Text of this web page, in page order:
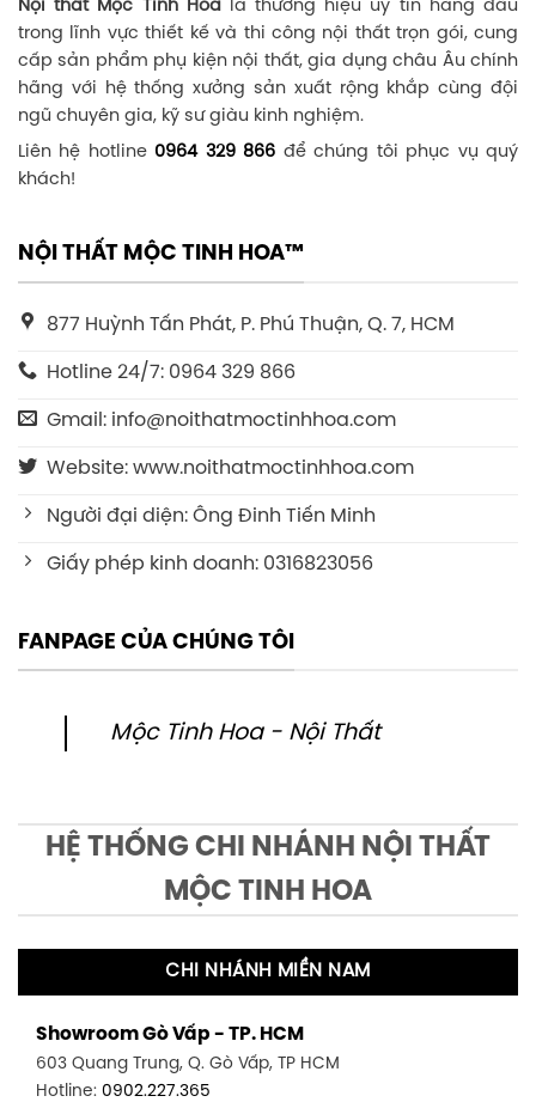
Nội thất Mộc Tinh Hoalà thương hiệu uy tín hàng đầu
trong lĩnh vực thiết kế và thi công nội thất trọn gói, cung
cấp sản phẩm phụ kiện nội thất, gia dụng châu Âu chính
hãng với hệ thống xưởng sản xuất rộng khắp cùng đội
ngũ chuyên gia, kỹ sư giàu kinh nghiệm.
Liên hệ hotline 0964 329 866 để chúng tôi phục vụ quý
khách!
NỘI THẤT MỘC TINH HOA™
877 Huỳnh Tấn Phát, P. Phú Thuận, Q. 7, HCM
Hotline 24/7: 0964 329 866
Gmail: info@noithatmoctinhhoa.com
Website: www.noithatmoctinhhoa.com
Người đại diện: Ông Đinh Tiến Minh
Giấy phép kinh doanh: 0316823056
FANPAGE CỦA CHÚNG TÔI
Mộc Tinh Hoa - Nội Thất
HỆ THỐNG CHI NHÁNH NỘI THẤT
MỘC TINH HOA
CHI NHÁNH MIỀN NAM
Showroom Gò Vấp - TP. HCM
603 Quang Trung, Q. Gò Vấp, TP HCM
Hotline: 0902.227.365